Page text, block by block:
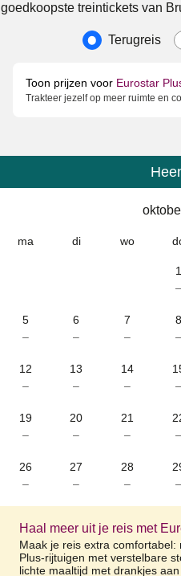
goedkoopste treintickets van
Soort reisTerugreis
Toon prijzen voor Eurostar
Trakteer jezelf op meer ruimte en
ma di wo
1
–
5
–
6
–
7
–
8
–
12
–
13
–
14
–
–
19
–
20
–
21
–
–
26
–
27
–
28
–
–
Haal meer uit je reis met
Maak je reis extra
Plus-rijtuigen met verstelbare
lichte maaltijd met drankjes